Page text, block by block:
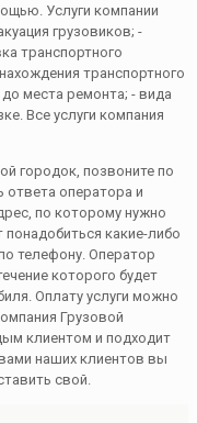
Услуги компании
грузовиков; -
транспортного
транспортного
места ремонта; - вида
Все услуги компания
городок, позвоните по
ответа оператора и
по которому нужно
какие-либо
телефону. Оператор
которого будет
Оплату услуги можно
Грузовой
клиентом и подходит
наших клиентов вы
свой.